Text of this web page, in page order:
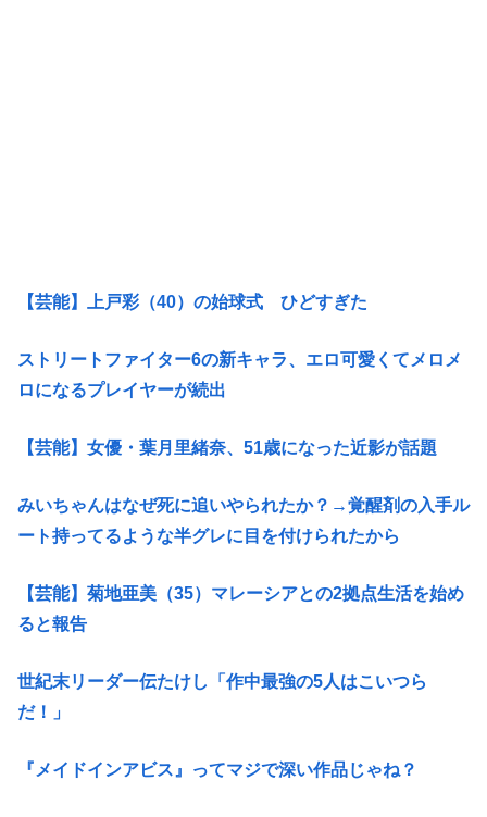
【芸能】上戸彩（40）の始球式 ひどすぎた
ストリートファイター6の新キャラ、エロ可愛くてメロメ
ロになるプレイヤーが続出
【芸能】女優・葉月里緒奈、51歳になった近影が話題
みいちゃんはなぜ死に追いやられたか？→覚醒剤の入手ル
ート持ってるような半グレに目を付けられたから
【芸能】菊地亜美（35）マレーシアとの2拠点生活を始め
ると報告
世紀末リーダー伝たけし「作中最強の5人はこいつら
だ！」
『メイドインアビス』ってマジで深い作品じゃね？